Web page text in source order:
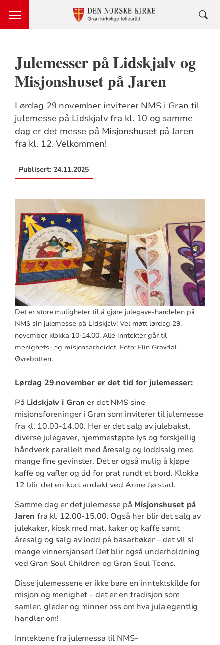
Julemesser på Lidskjalv og
Misjonshuset på Jaren
Lørdag 29.november inviterer NMS i Gran til
julemesse på Lidskjalv fra kl. 10 og samme
dag er det messe på Misjonshuset på Jaren
fra kl. 12. Velkommen!
Publisert: 24.11.2025
Det er store muligheter til å gjøre julegave-handelen på
NMS sin julemesse på Lidskjalv! Vel møtt lørdag 29.
november klokka 10-14.00. Alle inntekter går til
menighets- og misjonsarbeidet. Foto: Elin Gravdal
Øvrebotten.
Lørdag 29.november er det tid for julemesser:
På Lidskjalv i Gran er det NMS sine
misjonsforeninger i Gran som inviterer til julemesse
fra kl. 10.00-14.00. Her er det salg av julebakst,
diverse julegaver, hjemmestøpte lys og forskjellig
håndverk parallelt med åresalg og loddsalg med
mange fine gevinster. Det er også mulig å kjøpe
kaffe og vafler og tid for prat rundt et bord. Klokka
12 blir det en kort andakt ved Anne Jørstad.
Samme dag er det julemesse på Misjonshuset på
Jaren fra kl. 12.00-15.00. Også her blir det salg av
julekaker, kiosk med mat, kaker og kaffe samt
åresalg og salg av lodd på basarbøker – det vil si
mange vinnersjanser! Det blir også underholdning
ved Gran Soul Children og Gran Soul Teens.
Disse julemessene er ikke bare en inntektskilde for
misjon og menighet – det er en tradisjon som
samler, gleder og minner oss om hva jula egentlig
handler om!
Inntektene fra julemessa til NMS-